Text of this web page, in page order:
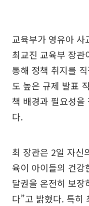
교육부가 영유아 사
최교진 교육부 장관
통해 정책 취지를
도 높은 규제 발표
책 배경과 필요성을
다.
최 장관은 2일 자신
육이 아이들의 건강
달권을 온전히 보장
다”고 밝혔다. 특히